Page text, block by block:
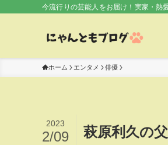
今流行りの芸能人をお届け！実家・熱
ホーム エンタメ 俳優
萩原利久の
2023
2/09